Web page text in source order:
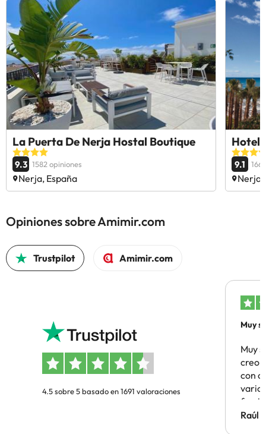
La Puerta De Nerja Hostal Boutique
9.3 1582 opiniones
Nerja, España
Hotel
9.1
Nerja,
Opiniones sobre Amimir.com
Trustpilot Amimir.com
4.5 sobre 5 basado en 1691 valoraciones
Muy
Muy
creo
con
Hotel
Raúl